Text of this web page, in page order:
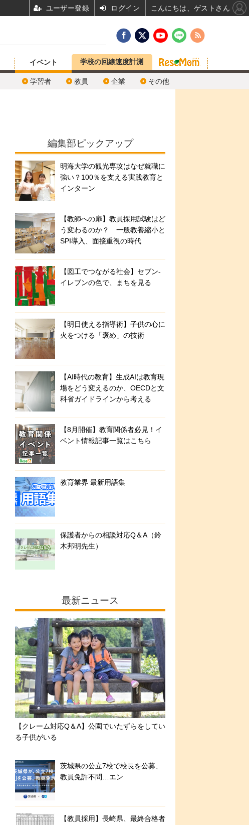
イベント
学習者 教員 企業 その他
学校の回線速度計測
編集部ピックアップ
明海大学の観光専攻はなぜ就職に
強い？100％を支える実践教育と
インターン
【教師への扉】教員採用試験はど
う変わるのか？ 一般教養縮小と
SPI導入、面接重視の時代
【図工でつながる社会】セブン‐
イレブンの色で、まちを見る
【明日使える指導術】子供の心に
火をつける「褒め」の技術
【AI時代の教育】生成AIは教育現
場をどう変えるのか、OECDと文
科省ガイドラインから考える
【8月開催】教育関係者必見！イ
ベント情報記事一覧はこちら
教育業界 最新用語集
保護者からの相談対応Q＆A（鈴
木邦明先生）
最新ニュース
【クレーム対応Q＆A】公園でいたずらをしてい
る子供がいる
茨城県の公立7校で校長を公募、
教員免許不問…エン
【教員採用】長崎県、最終合格者
ユーザー登録 ログイン こんにちは、ゲストさん